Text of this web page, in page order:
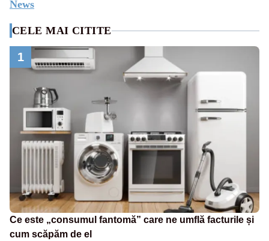
News
CELE MAI CITITE
1
Ce este „consumul fantomă” care ne umflă facturile și
cum scăpăm de el